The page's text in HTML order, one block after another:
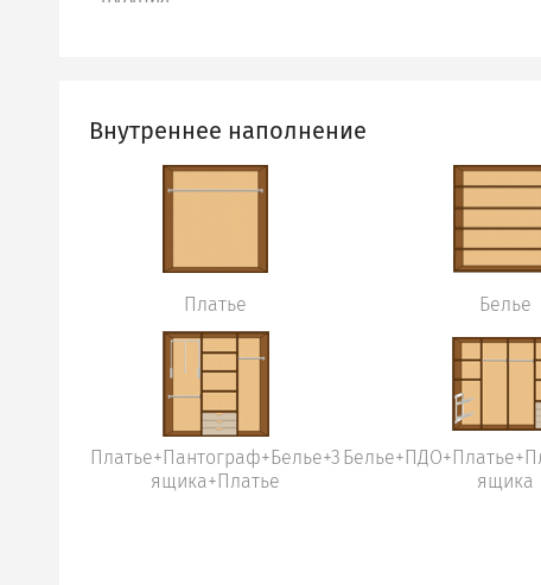
Внутреннее наполнение
Платье Белье
Платье+Пантограф+Белье+3
ящика+Платье
ящика